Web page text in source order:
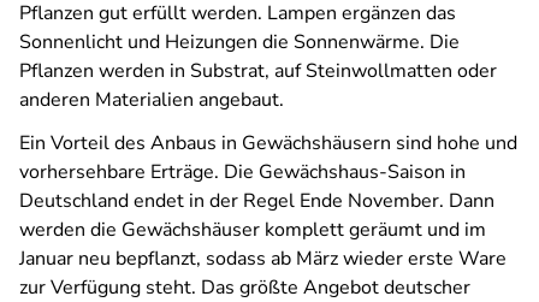
Pflanzen gut erfüllt werden. Lampen ergänzen das
Sonnenlicht und Heizungen die Sonnenwärme. Die
Pflanzen werden in Substrat, auf Steinwollmatten oder
anderen Materialien angebaut.
Ein Vorteil des Anbaus in Gewächshäusern sind hohe und
vorhersehbare Erträge. Die Gewächshaus-Saison in
Deutschland endet in der Regel Ende November. Dann
werden die Gewächshäuser komplett geräumt und im
Januar neu bepflanzt, sodass ab März wieder erste Ware
zur Verfügung steht. Das größte Angebot deutscher